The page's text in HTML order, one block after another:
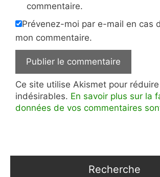
commentaire.
Prévenez-moi par e-mail en cas
mon commentaire.
Ce site utilise Akismet pour
indésirables. En savoir plus sur la
données de vos commentaires
Recherche